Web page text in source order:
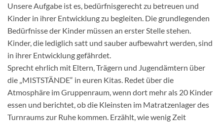
Unsere Aufgabe ist es, bedürfnisgerecht zu betreuen und
Kinder in ihrer Entwicklung zu begleiten. Die grundlegenden
Bedürfnisse der Kinder müssen an erster Stelle stehen.
Kinder, die lediglich satt und sauber aufbewahrt werden, sind
in ihrer Entwicklung gefährdet.
Sprecht ehrlich mit Eltern, Trägern und Jugendämtern über
die „MISTSTÄNDE“ in euren Kitas. Redet über die
Atmosphäre im Gruppenraum, wenn dort mehr als 20 Kinder
essen und berichtet, ob die Kleinsten im Matratzenlager des
Turnraums zur Ruhe kommen. Erzählt, wie wenig Zeit